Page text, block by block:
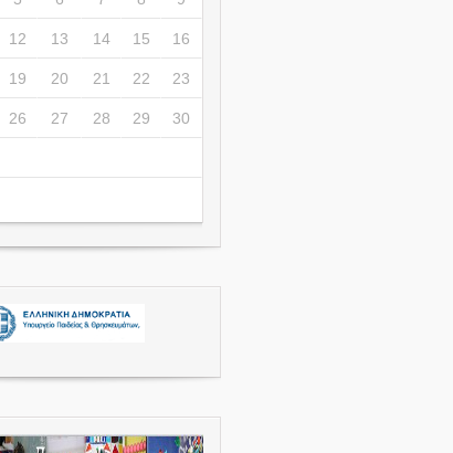
12 13 14 15 16
19 20 21 22 23
26 27 28 29 30